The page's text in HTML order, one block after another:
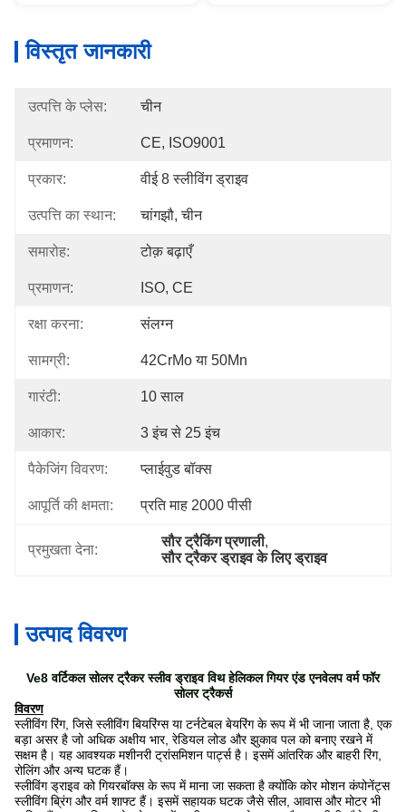
विस्तृत जानकारी
उत्पत्ति के प्लेस: चीन
प्रमाणन: CE, ISO9001
प्रकार: वीई 8 स्लीविंग ड्राइव
उत्पत्ति का स्थान: चांगझौ, चीन
समारोह: टोक़ बढ़ाएँ
प्रमाणन: ISO, CE
रक्षा करना: संलग्न
सामग्री: 42CrMo या 50Mn
गारंटी: 10 साल
आकार: 3 इंच से 25 इंच
पैकेजिंग विवरण: प्लाईवुड बॉक्स
आपूर्ति की क्षमता: प्रति माह 2000 पीसी
प्रमुखता देना:
सौर ट्रैकिंग प्रणाली,
सौर ट्रैकर ड्राइव के लिए ड्राइव
उत्पाद विवरण
Ve8 वर्टिकल सोलर ट्रैकर स्लीव ड्राइव विथ हेलिकल गियर एंड एनवेलप वर्म फॉर
सोलर ट्रैकर्स
विवरण
स्लीविंग रिंग, जिसे स्लीविंग बियरिंग्स या टर्नटेबल बेयरिंग के रूप में भी जाना जाता है, एक
बड़ा असर है जो अधिक अक्षीय भार, रेडियल लोड और झुकाव पल को बनाए रखने में
सक्षम है। यह आवश्यक मशीनरी ट्रांसमिशन पार्ट्स है। इसमें आंतरिक और बाहरी रिंग,
रोलिंग और अन्य घटक हैं।
स्लीविंग ड्राइव को गियरबॉक्स के रूप में माना जा सकता है क्योंकि कोर मोशन कंपोनेंट्स
स्लीविंग ब्रिंग और वर्म शाफ्ट हैं। इसमें सहायक घटक जैसे सील, आवास और मोटर भी